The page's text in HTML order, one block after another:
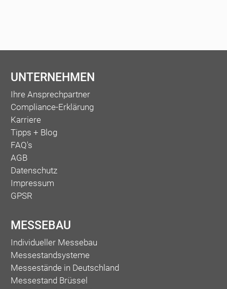
UNTERNEHMEN
Ihre Ansprechpartner
Compliance-Erklärung
Karriere
Tipps + Blog
FAQ's
AGB
Datenschutz
Impressum
GPSR
MESSEBAU
Individueller Messebau
Messestandsysteme
Messestände in Deutschland
Messestand Brüssel